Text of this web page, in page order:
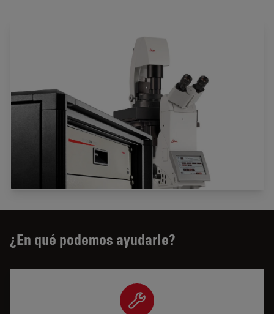
¿En qué podemos ayudarle?